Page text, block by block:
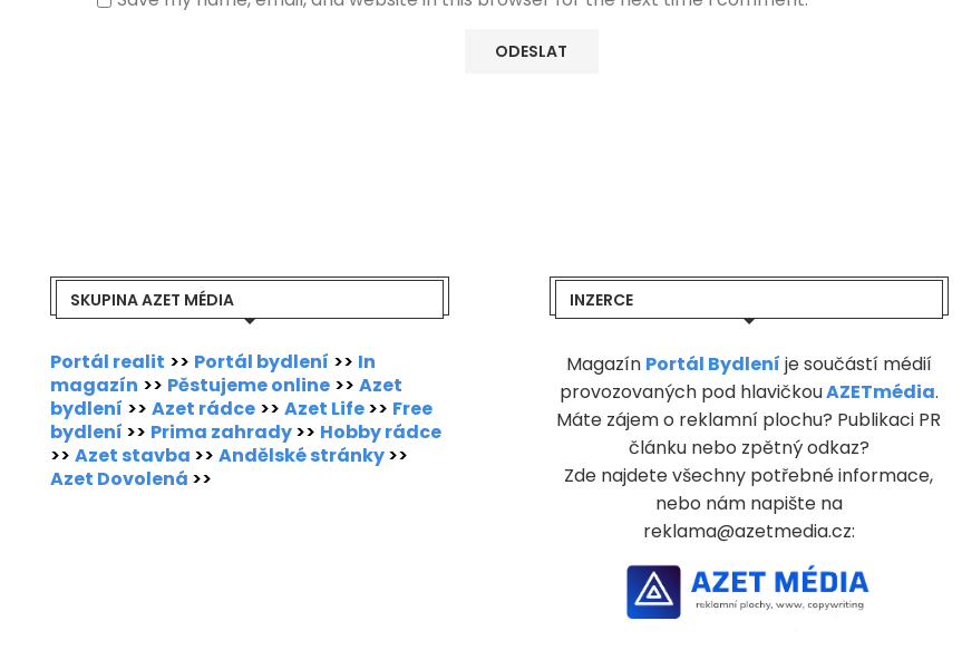
SKUPINA AZET MÉDIA
Portál realit >> Portál bydlení >> In
magazín >> Pěstujeme online >> Azet
bydlení >> Azet rádce >> Azet Life>> Free
bydlení >> Prima zahrady>> Hobby rádce
>> Azet stavba >> Andělské stránky>>
Azet Dovolená >>
INZERCE
Magazín Portál Bydlení je součástí médií
provozovaných pod hlavičkouAZETmédia.
Máte zájem o reklamní plochu? Publikaci PR
článku nebo zpětný odkaz?
Zde najdete všechny potřebné informace,
nebo nám napište na
reklama@azetmedia.cz: